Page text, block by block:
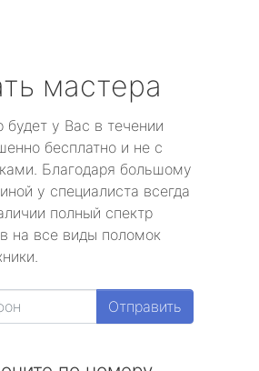
мастера
у Вас в течении
бесплатно и не с
Благодаря большому
у специалиста всегда
полный спектр
на все виды поломок
Отправить